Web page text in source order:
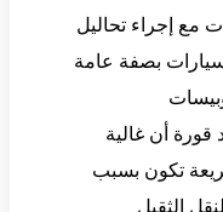
مع إجراء تحاليل
بصفة عامة
أن غالية
تكون بسبب
الثقيل